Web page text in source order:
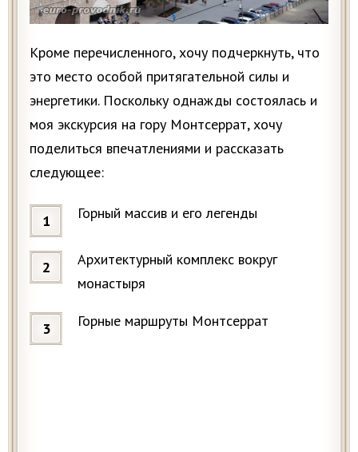
Кроме перечисленного, хочу подчеркнуть, что
это место особой притягательной силы и
энергетики. Поскольку однажды состоялась и
моя экскурсия на гору Монтсеррат, хочу
поделиться впечатлениями и рассказать
следующее:
Горный массив и его легенды
Архитектурный комплекс вокруг
монастыря
Горные маршруты Монтсеррат